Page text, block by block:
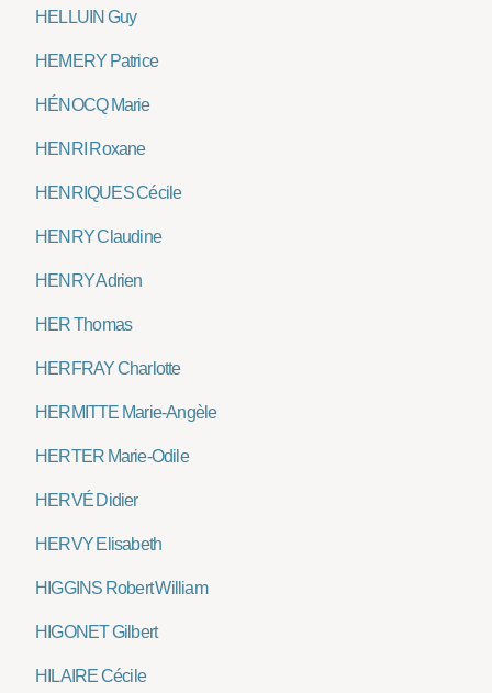
HELLUIN Guy
HEMERY Patrice
HÉNOCQ Marie
HENRI Roxane
HENRIQUES Cécile
HENRY Claudine
HENRY Adrien
HER Thomas
HERFRAY Charlotte
HERMITTE Marie-Angèle
HERTER Marie-Odile
HERVÉ Didier
HERVY Elisabeth
HIGGINS Robert William
HIGONET Gilbert
HILAIRE Cécile